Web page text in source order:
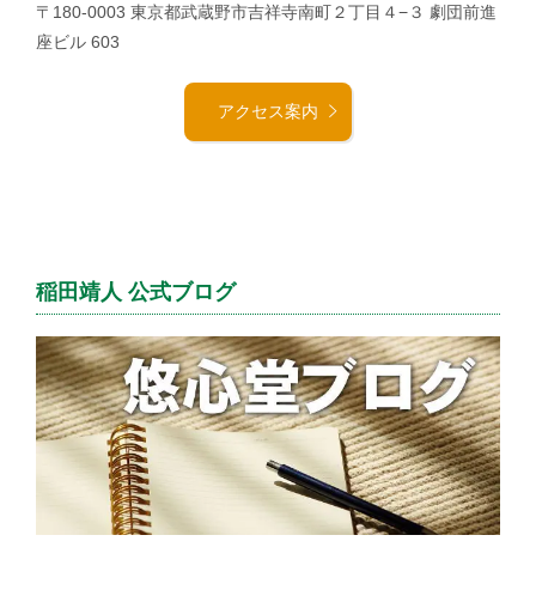
〒180-0003 東京都武蔵野市吉祥寺南町２丁目４−３ 劇団前進
座ビル 603
アクセス案内
稲田靖人 公式ブログ